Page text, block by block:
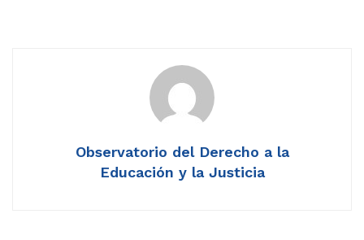
Observatorio del Derecho a la
Educación y la Justicia